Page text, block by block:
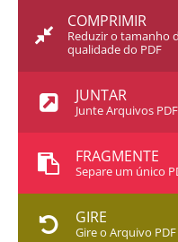
COMPRIMIR
Reduzir o tamanho
qualidade do PDF
JUNTAR
Junte Arquivos
FRAGMENTE
Separe um único
GIRE
Gire o Arquivo PDF